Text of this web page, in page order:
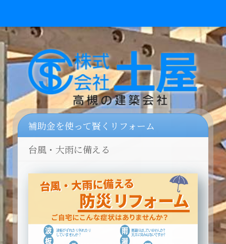
補助金を使って賢くリフォーム
台風・大雨に備える